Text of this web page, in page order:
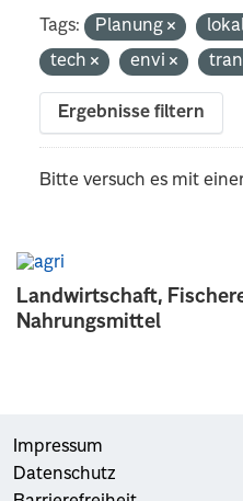
Landwirtschaft,
Nahrungsmittel
Tags: Planung
tech
envi
Ergebnisse filtern
Bitte versuch es mit
Impressum
Datenschutz